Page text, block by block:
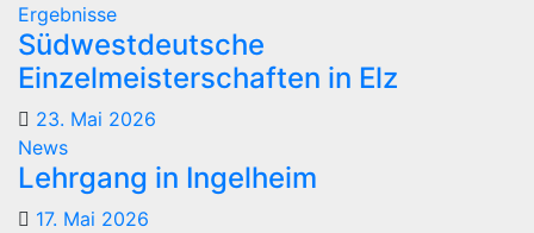
Ergebnisse
Südwestdeutsche
Einzelmeisterschaften in Elz
23. Mai 2026
News
Lehrgang in Ingelheim
17. Mai 2026